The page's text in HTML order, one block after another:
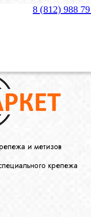
8 (812) 988
и метизов
крепежа